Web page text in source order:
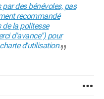
des bénévoles, pas
recommandé
la politesse
d'avance") pour
d'utilisation.